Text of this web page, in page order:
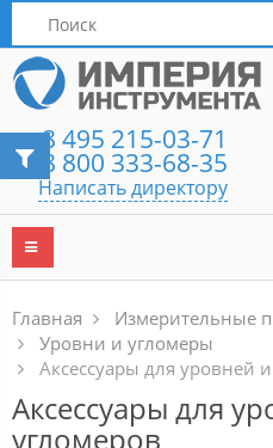
8 495 215-03-71
8 800 333-68-35
Написать директору
Главная
Измерительные
Уровни и угломеры
Аксессуары для уровней
Аксессуары для
угломеров